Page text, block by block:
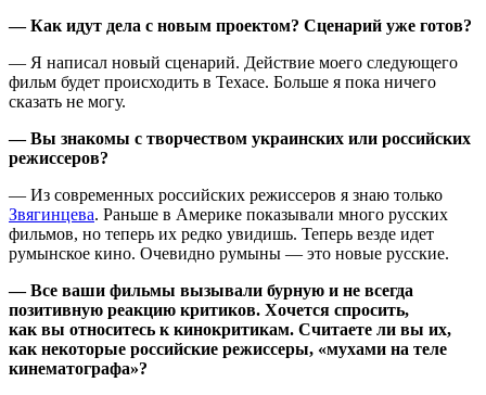
— Как идут дела с новым проектом? Сценарий уже готов?
— Я написал новый сценарий. Действие моего следующего
фильм будет происходить в Техасе. Больше я пока ничего
сказать не могу.
— Вы знакомы с творчеством украинских или российских
режиссеров?
— Из современных российских режиссеров я знаю только
Звягинцева. Раньше в Америке показывали много русских
фильмов, но теперь их редко увидишь. Теперь везде идет
румынское кино. Очевидно румыны — это новые русские.
— Все ваши фильмы вызывали бурную и не всегда
позитивную реакцию критиков. Хочется спросить,
как вы относитесь к кинокритикам. Считаете ли вы их,
как некоторые российские режиссеры, «мухами на теле
кинематографа»?